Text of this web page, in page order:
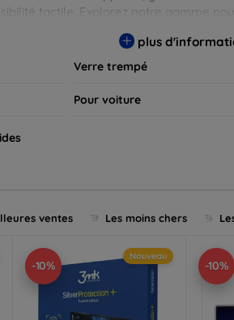
tactile. Explorez notre gamme
plus
Verre trempé
Pour voiture
ventes Les moins chers
-10%
Nouveau
-10%